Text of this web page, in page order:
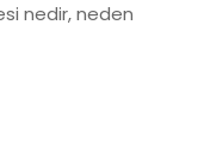
nedir, neden